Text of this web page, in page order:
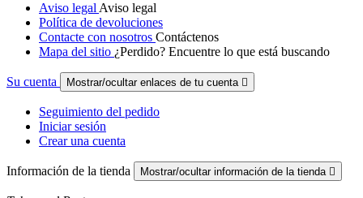
Aviso legal Aviso legal
Política de devoluciones
Contacte con nosotros Contáctenos
Mapa del sitio ¿Perdido? Encuentre lo que está buscando
Su cuenta Mostrar/ocultar enlaces de tu cuenta 
Seguimiento del pedido
Iniciar sesión
Crear una cuenta
Información de la tienda Mostrar/ocultar información de la tienda 